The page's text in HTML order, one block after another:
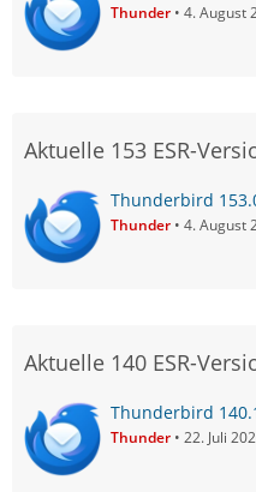
Thunder 4. August
Aktuelle 153 ESR-
Thunderbird
Thunder 4. August
Aktuelle 140 ESR-
Thunderbird
Thunder 22. Juli